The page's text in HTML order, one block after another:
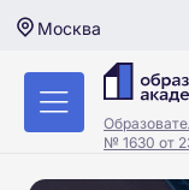
Москва
№ 1630 от